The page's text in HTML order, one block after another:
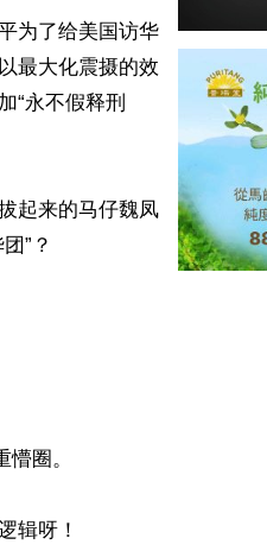
为了给美国访华
最大化震摄的效
“永不假释刑
起来的马仔魏凤
”？
圈。
辑呀！